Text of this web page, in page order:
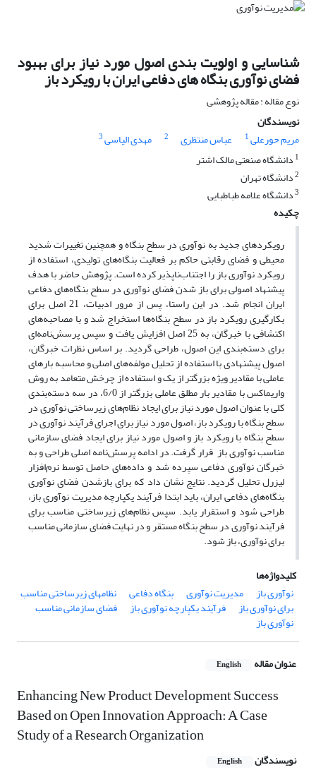
شناسایی و اولویت بندی اصول مورد نیاز برای بهبود
فضای نوآوری بنگاه های دفاعی ایران با رویکرد باز
نوع مقاله : مقاله پژوهشی
نویسندگان
مریم حورعلی1 عباس منتظری 2 مهدی الیاسی3
1 دانشگاه صنعتی مالک اشتر
2دانشگاه تهران
3دانشگاه علامه طباطبایی
چکیده
رویکردهای جدید به نوآوری در سطح بنگاه و همچنین تغییرات شدید
محیطی و فضای رقابتی حاکم بر فعالیت بنگاه‌های تولیدی، استفاده از
رویکرد نوآوری باز را اجتناب‌ناپذیر کرده است. پژوهش حاضر با هدف
پیشنهاد اصولی برای باز شدن فضای نوآوری در سطح بنگاه‌های دفاعی
ایران انجام شد. در این راستا، پس از مرور ادبیات، 21 اصل برای
بکارگیری رویکرد باز در سطح بنگاه‌ها استخراج شد و با مصاحبه‌های
اکتشافی با خبرگان، به 25 اصل افزایش یافت و سپس پرسش‌نامه‌ای
برای دسته‌بندی این اصول، طراحی گردید. بر اساس نظرات خبرگان،
اصول پیشنهادی با استفاده از تحلیل مولفه‌های اصلی و محاسبه بارهای
عاملی با مقادیر ویژه بزرگتر از یک و استفاده از چرخش متعامد به روش
واریماکس با مقادیر بار مطلق عاملی بزرگتر از 6/0، در سه دسته‌بندی
کلی با عنوان اصول مورد نیاز برای ایجاد نظام‌های زیرساختی نوآوری در
سطح بنگاه با رویکرد باز، اصول مورد نیاز برای اجرای فرآیند نوآوری در
سطح بنگاه با رویکرد باز و اصول مورد نیاز برای ایجاد فضای سازمانی
مناسب نوآوری باز قرار گرفت. در ادامه پرسش‌نامه اصلی طراحی و به
خبرگان نوآوری دفاعی سپرده شد و داده‌های حاصل توسط نرم‌افزار
لیزرل تحلیل گردید. نتایج نشان داد که برای بازشدن فضای نوآوری
بنگاه‌های دفاعی ایران، باید ابتدا فرآیند یکپارچه مدیریت نوآوری باز،
طراحی شود و استقرار یابد. سپس نظام‌های زیرساختی مناسب برای
فرآیند نوآوری در سطح بنگاه مستقر و در نهایت فضای سازمانی مناسب
برای نوآوری، باز شود.
کلیدواژه‌ها
نوآوری باز
مدیریت نوآوری بنگاه دفاعی نظامهای زیرساختی مناسب
برای نوآوری باز فرآیند یکپارچه نوآوری باز فضای سازمانی مناسب
نوآوری باز
عنوان مقاله English
Enhancing New Product Development Success
Based on Open Innovation Approach: A Case
Study of a Research Organization
نویسندگان English